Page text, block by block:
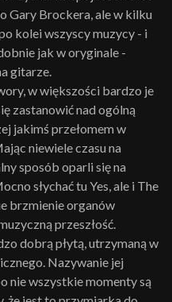
Gary Brockera, ale w kilku
kolei wszyscy muzycy - i
jak w oryginale -
gitarze.
w większości bardzo je
zastanowić nad ogólną
jakimś przełomem w
niewiele czasu na
sposób oparli się na
słychać tu Yes, ale i The
brzmienie organów
przeszłość.
dobrą płytą, utrzymaną w
Nazywanie jej
nie wszystkie momenty są